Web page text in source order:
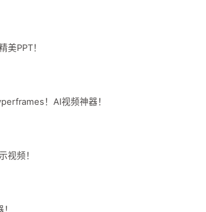
PPT！
！AI视频神器！
视频！